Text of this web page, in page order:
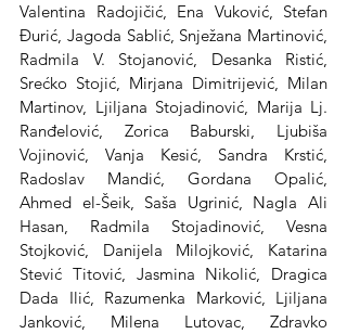
Valentina Radojičić, Ena Vuković, Stefan
Đurić, Jagoda Sablić, Snježana Martinović,
Radmila V. Stojanović, Desanka Ristić,
Srećko Stojić, Mirjana Dimitrijević, Milan
Martinov, Ljiljana Stojadinović, Marija Lj.
Ranđelović, Zorica Baburski, Ljubiša
Vojinović, Vanja Kesić, Sandra Krstić,
Radoslav Mandić, Gordana Opalić,
Ahmed el-Šeik, Saša Ugrinić, Nagla Ali
Hasan, Radmila Stojadinović, Vesna
Stojković, Danijela Milojković, Katarina
Stević Titović, Jasmina Nikolić, Dragica
Dada Ilić, Razumenka Marković, Ljiljana
Janković, Milena Lutovac, Zdravko